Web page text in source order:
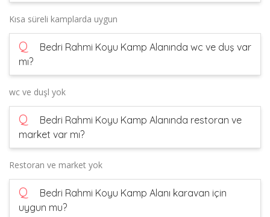
Kısa süreli kamplarda uygun
Q
Bedri Rahmi Koyu Kamp Alanında wc ve duş var
mı?
wc ve duşl yok
Q
Bedri Rahmi Koyu Kamp Alanında restoran ve
market var mı?
Restoran ve market yok
Q
Bedri Rahmi Koyu Kamp Alanı karavan için
uygun mu?